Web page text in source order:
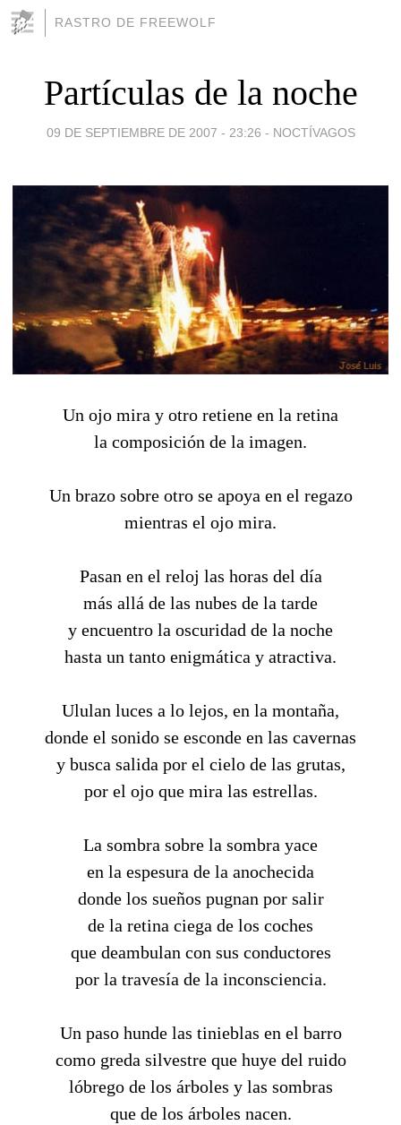
RASTRO DE FREEWOLF
Partículas de la noche
09 DE SEPTIEMBRE DE 2007 - 23:26 - NOCTÍVAGOS
Un ojo mira y otro retiene en la retina
la composición de la imagen.
Un brazo sobre otro se apoya en el regazo
mientras el ojo mira.
Pasan en el reloj las horas del día
más allá de las nubes de la tarde
y encuentro la oscuridad de la noche
hasta un tanto enigmática y atractiva.
Ululan luces a lo lejos, en la montaña,
donde el sonido se esconde en las cavernas
y busca salida por el cielo de las grutas,
por el ojo que mira las estrellas.
La sombra sobre la sombra yace
en la espesura de la anochecida
donde los sueños pugnan por salir
de la retina ciega de los coches
que deambulan con sus conductores
por la travesía de la inconsciencia.
Un paso hunde las tinieblas en el barro
como greda silvestre que huye del ruido
lóbrego de los árboles y las sombras
que de los árboles nacen.